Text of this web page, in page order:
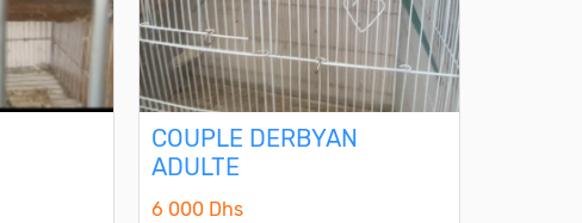
COUPLE DERBYAN
ADULTE
6 000 Dhs